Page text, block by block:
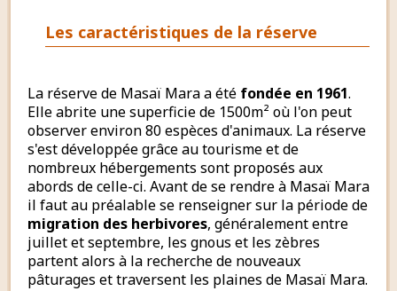
Les caractéristiques de la réserve
La réserve de Masaï Mara a été fondée en 1961.
Elle abrite une superficie de 1500m² où l'on peut
observer environ 80 espèces d'animaux. La réserve
s'est développée grâce au tourisme et de
nombreux hébergements sont proposés aux
abords de celle-ci. Avant de se rendre à Masaï Mara
il faut au préalable se renseigner sur la période de
migration des herbivores, généralement entre
juillet et septembre, les gnous et les zèbres
partent alors à la recherche de nouveaux
pâturages et traversent les plaines de Masaï Mara.